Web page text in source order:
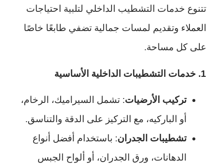
تتنوع خدمات التشطيب الداخلي لتلبية احتياجات
العملاء وتقديم لمسات جمالية تضفي طابعًا خاصًا
على كل مساحة.
1. خدمات التشطيبات الداخلية الأساسية
تركيب الأرضيات: تشمل السيراميك، الرخام،
أو الباركيه، مع التركيز على الدقة والتناسق.
تشطيبات الجدران: باستخدام أفضل أنواع
الدهانات، ورق الجدران، أو ألواح الجبس